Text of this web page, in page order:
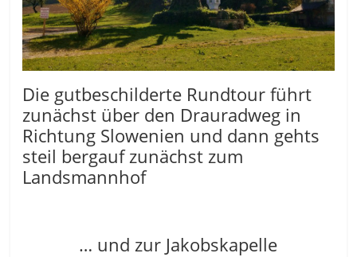
Die gutbeschilderte Rundtour führt
zunächst über den Drauradweg in
Richtung Slowenien und dann gehts
steil bergauf zunächst zum
Landsmannhof
… und zur Jakobskapelle